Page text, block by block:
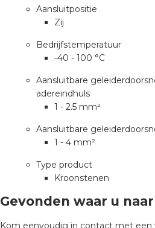
Aansluitpositie
Zij
Bedrijfstemperatuur
-40 - 100 °C
Aansluitbare
adereindhuls
1 - 2.5 mm²
Aansluitbare
1 - 4 mm²
Type product
Kroonstenen
Gevonden waar u
Kom eenvoudig in contact met een